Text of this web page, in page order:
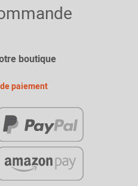
boutique
paiement